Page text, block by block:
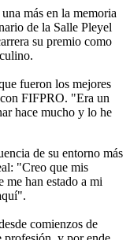
más en la memoria
de la Salle Pleyel
su premio como
fueron los mejores
FIFPRO. "Era un
hace mucho y lo he
de su entorno más
"Creo que mis
me han estado a mi
comienzos de